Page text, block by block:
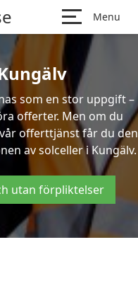
Menu
som en stor uppgift –
offerter. Men om du
offerttjänst får du den
av solceller i Kungälv.
utan förpliktelser